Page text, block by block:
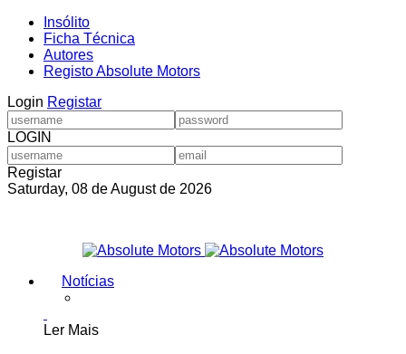
Insólito
Ficha Técnica
Autores
Registo Absolute Motors
Login Registar
LOGIN
Registar
Saturday, 08 de August de 2026
Notícias
Ler Mais